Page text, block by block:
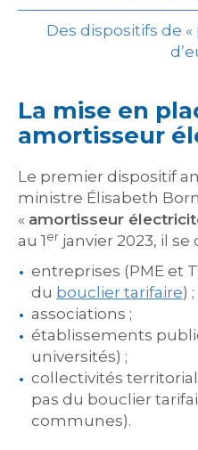
Des dispositifs de «
La mise en
amortisseur
Le premier dispositif
ministre Élisabeth
« amortisseur
au 1 er janvier 2023, il se
entreprises (PME et
du bouclier tarifaire) ;
associations ;
établissements
universités) ;
collectivités
pas du bouclier
communes).